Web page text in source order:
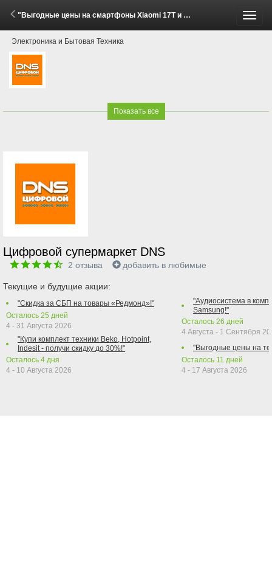
"Выгодные цены на смартфоны Xiaomi 17T и 17T Pro!" (29 Мая - 30 Июня 2026)
Электроника и Бытовая Техника
Показать все
Цифровой супермаркет DNS
2 отзыва добавить в любимые
Текущие и будущие акции:
"Скидка за СБП на товары «Редмонд»!"
Осталось 25 дней
4 - 31 Августа 2026
"Купи комплект техники Beko, Hotpoint,
Indesit - получи скидку до 30%!"
Осталось 4 дня
4 - 10 Августа 2026
"Аудиосистема в
Samsung!"
Осталось 26 дней
4 Августа - 1 Сентября
"Выгодные цены на
Осталось 11 дней
4 - 17 Августа 2026